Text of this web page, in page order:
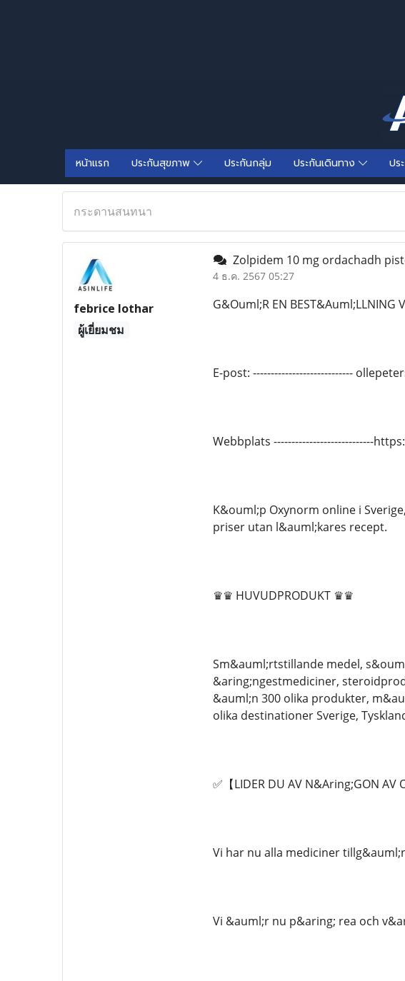
หน้าแรก ประกันสุขภาพ ประกันกลุ่ม ประกันเดินทาง ปร
กระดานสนทนา
febrice lothar
ผู้เยี่ยมชม
Zolpidem 10 mg ordachadh
4 ธ.ค. 2567 05:27
G&Ouml;R EN BEST&Auml;LLNING
E-post: ----------------------------
Webbplats ----------------------------
K&ouml;p Oxynorm online i
priser utan l&auml;kares recept.
♛♛ HUVUDPRODUKT ♛♛
Sm&auml;rtstillande medel,
&aring;ngestmediciner,
&auml;n 300 olika produkter,
olika destinationer Sverige,
✅【LIDER DU AV N&Aring;GON
Vi har nu alla mediciner
Vi &auml;r nu p&aring; rea och